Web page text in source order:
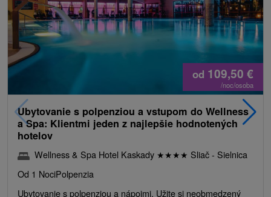
od 109,50 €
/noc/osoba
Ubytovanie s polpenziou a vstupom do Wellness
a Spa: Klientmi jeden z najlepšie hodnotených
hotelov
Wellness & Spa Hotel Kaskady ★★★★ Sliač - Sielnica
Od 1 NociPolpenzia
Ubytovanie s polpenziou a nápojmi. Užite si neobmedzený